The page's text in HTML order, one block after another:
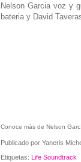
Nelson Garcia voz y
bateria y David
Conoce más de Nelson
Publicado por Yaneris
Etiquetas: Life Soundtrack